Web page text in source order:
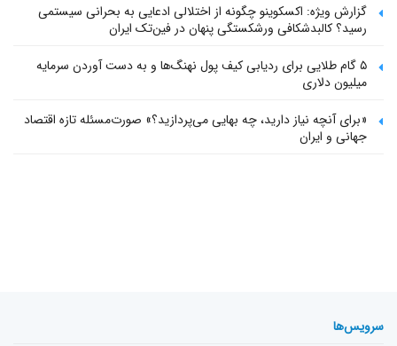
گزارش ویژه: اکسکوینو چگونه از اختلالی ادعایی به بحرانی سیستمی
رسید؟ کالبدشکافی ورشکستگی پنهان در فین‌تک ایران
۵ گام طلایی برای ردیابی کیف پول‌ نهنگ‌ها و به دست آوردن سرمایه
میلیون دلاری
«برای آنچه نیاز دارید، چه بهایی می‌پردازید؟» صورت‌مسئله تازه اقتصاد
جهانی و ایران
سرویس‌ها